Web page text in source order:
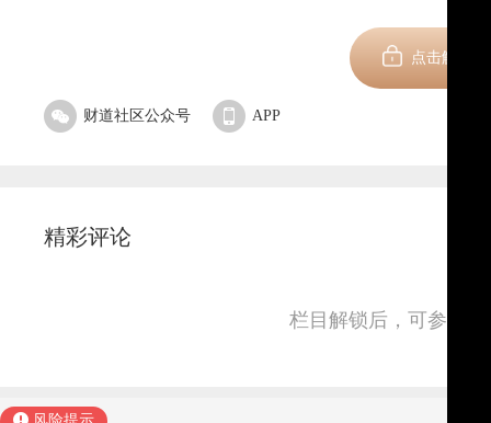
点击解锁
财道社区公众号 APP
精彩评论
栏目解锁后，可参与